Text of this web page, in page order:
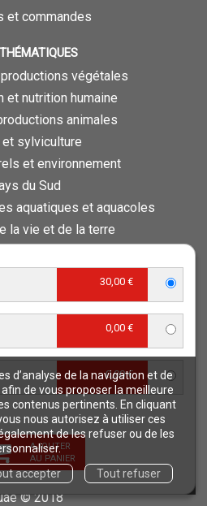
d’analyse de la navigation et de
afin de vous proposer la meilleure
contenus pertinents. En cliquant
nous autorisez à utiliser ces
de les refuser ou de les
accepter Tout refuser
30,00 €
0,00 €
0,00 €
AJOUTER
AU PANIER
et commandes
végétales
et nutrition humaine
animales
et sylviculture
et environnement
du Sud
aquatiques et aquacoles
la vie et de la terre
politiques, économiques
êtes auteur
journaliste
êtes libraire
bibliothécaire
rights
d'évaluation
SITE
© 2018